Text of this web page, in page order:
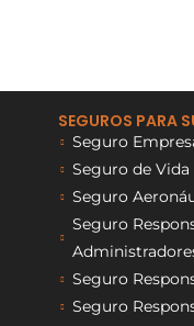
SEGUROS PARA
Seguro
Seguro de Vida
Seguro
Seguro
Seguro
Seguro